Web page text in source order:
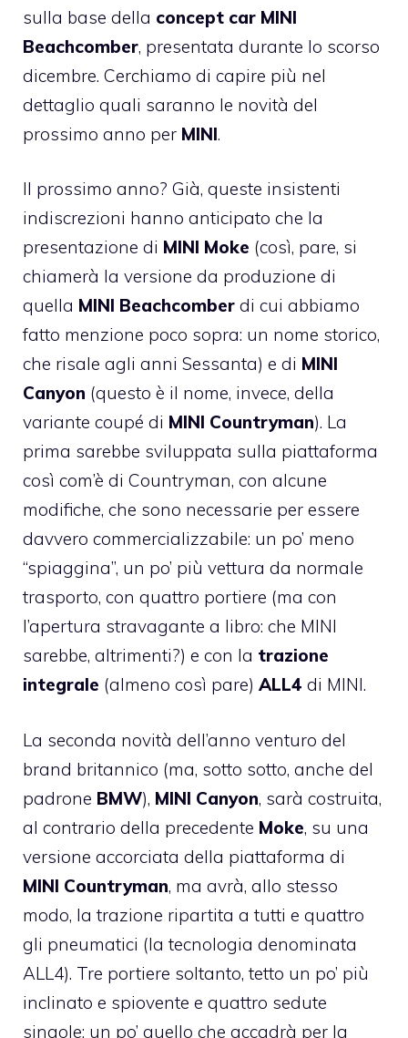
sulla base della concept car MINI
Beachcomber, presentata durante lo scorso
dicembre. Cerchiamo di capire più nel
dettaglio quali saranno le novità del
prossimo anno per MINI.
Il prossimo anno? Già, queste insistenti
indiscrezioni hanno anticipato che la
presentazione di MINI Moke (così, pare, si
chiamerà la versione da produzione di
quella MINI Beachcomber di cui abbiamo
fatto menzione poco sopra: un nome storico,
che risale agli anni Sessanta) e di MINI
Canyon (questo è il nome, invece, della
variante coupé di MINI Countryman). La
prima sarebbe sviluppata sulla piattaforma
così com’è di Countryman, con alcune
modifiche, che sono necessarie per essere
davvero commercializzabile: un po’ meno
“spiaggina”, un po’ più vettura da normale
trasporto, con quattro portiere (ma con
l’apertura stravagante a libro: che MINI
sarebbe, altrimenti?) e con la trazione
integrale (almeno così pare) ALL4 di MINI.
La seconda novità dell’anno venturo del
brand britannico (ma, sotto sotto, anche del
padrone BMW), MINI Canyon, sarà costruita,
al contrario della precedente Moke, su una
versione accorciata della piattaforma di
MINI Countryman, ma avrà, allo stesso
modo, la trazione ripartita a tutti e quattro
gli pneumatici (la tecnologia denominata
ALL4). Tre portiere soltanto, tetto un po’ più
inclinato e spiovente e quattro sedute
singole: un po’ quello che accadrà per la